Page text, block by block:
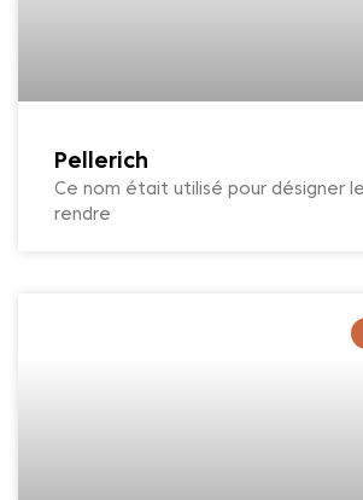
Pellerich
Ce nom était utilisé pour désigner
rendre